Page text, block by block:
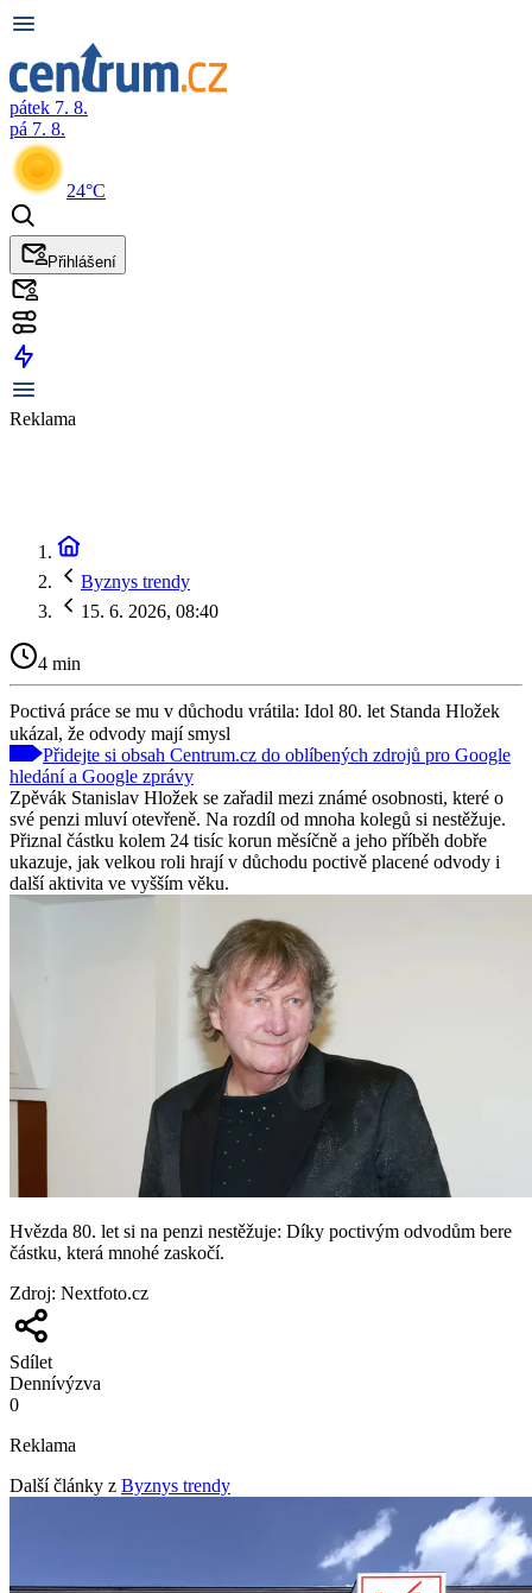
pátek 7. 8.
pá 7. 8.
24°C
Přihlášení
Reklama
Byznys trendy
15. 6. 2026, 08:40
4 min
Poctivá práce se mu v důchodu vrátila: Idol 80. let Standa Hložek
ukázal, že odvody mají smysl
Přidejte si obsah Centrum.cz do oblíbených zdrojů pro Google
hledání a Google zprávy
Zpěvák Stanislav Hložek se zařadil mezi známé osobnosti, které o
své penzi mluví otevřeně. Na rozdíl od mnoha kolegů si nestěžuje.
Přiznal částku kolem 24 tisíc korun měsíčně a jeho příběh dobře
ukazuje, jak velkou roli hrají v důchodu poctivě placené odvody i
další aktivita ve vyšším věku.
Hvězda 80. let si na penzi nestěžuje: Díky poctivým odvodům bere
částku, která mnohé zaskočí.
Zdroj: Nextfoto.cz
Sdílet
Dennívýzva
0
Reklama
Další články z Byznys trendy